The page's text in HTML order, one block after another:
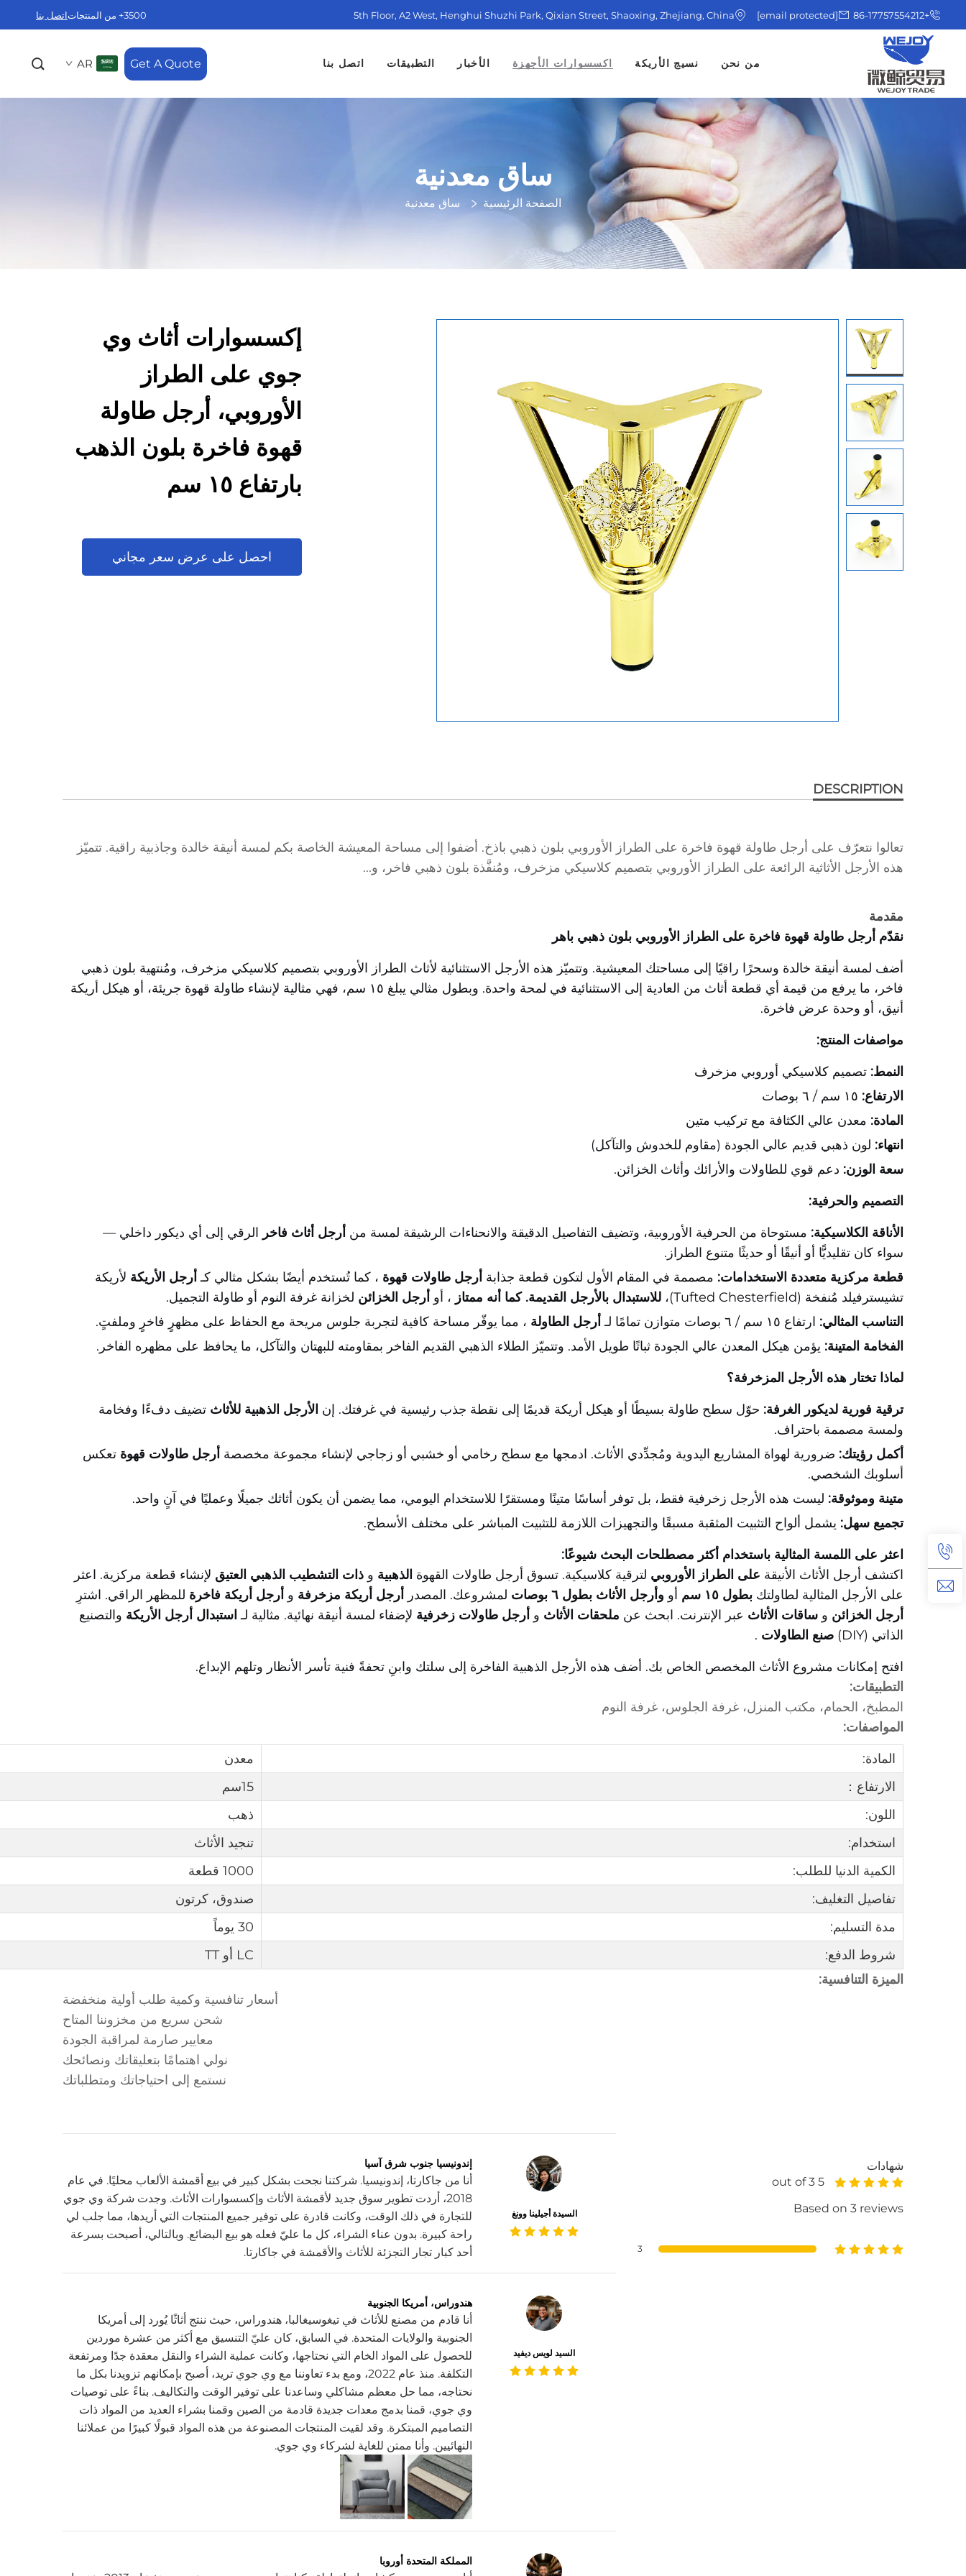
+86-17757554212
[email protected]
5th Floor, A2 West, Henghui Shuzhi Park, Qixian Street, Shaoxing, Zhejiang, China 3500+ من المنتجات اتصل بنا
من نحن نسيج الأريكة اكسسوارات الأجهزة الأخبار التطبيقات اتصل بنا Get A Quote
AR
ساق معدنية
الصفحة الرئيسية ساق معدنية
إكسسوارات أثاث وي
جوي على الطراز
الأوروبي، أرجل طاولة
قهوة فاخرة بلون الذهب
بارتفاع ١٥ سم
احصل على عرض سعر مجاني
DESCRIPTION
تعالوا نتعرّف على أرجل طاولة قهوة فاخرة على الطراز الأوروبي بلون ذهبي باذخ. أضفوا إلى مساحة المعيشة الخاصة بكم لمسة أنيقة خالدة وجاذبية راقية. تتميّز
هذه الأرجل الأثاثية الرائعة على الطراز الأوروبي بتصميم كلاسيكي مزخرف، ومُنفَّذة بلون ذهبي فاخر، و...
مقدمة
نقدّم أرجل طاولة قهوة فاخرة على الطراز الأوروبي بلون ذهبي باهر
أضف لمسة أنيقة خالدة وسحرًا راقيًا إلى مساحتك المعيشية. وتتميّز هذه الأرجل الاستثنائية لأثاث الطراز الأوروبي بتصميم كلاسيكي مزخرف، ومُنتهية بلون ذهبي
فاخر، ما يرفع من قيمة أي قطعة أثاث من العادية إلى الاستثنائية في لمحة واحدة. وبطول مثالي يبلغ ١٥ سم، فهي مثالية لإنشاء طاولة قهوة جريئة، أو هيكل أريكة
أنيق، أو وحدة عرض فاخرة.
مواصفات المنتج:
النمط: تصميم كلاسيكي أوروبي مزخرف
الارتفاع: ١٥ سم / ٦ بوصات
المادة: معدن عالي الكثافة مع تركيب متين
انتهاء: لون ذهبي قديم عالي الجودة (مقاوم للخدوش والتآكل)
سعة الوزن: دعم قوي للطاولات والأرائك وأثاث الخزائن.
التصميم والحرفية:
الأناقة الكلاسيكية: مستوحاة من الحرفية الأوروبية، وتضيف التفاصيل الدقيقة والانحناءات الرشيقة لمسة من أرجل أثاث فاخر الرقي إلى أي ديكور داخلي —
سواء كان تقليديًّا أو أنيقًا أو حديثًا متنوع الطراز.
قطعة مركزية متعددة الاستخدامات: مصممة في المقام الأول لتكون قطعة جذابة أرجل طاولات قهوة ، كما تُستخدم أيضًا بشكل مثالي كـ أرجل الأريكة لأريكة
تشيسترفيلد مُنفخة (Tufted Chesterfield)،
للاستبدال بالأرجل القديمة. كما أنه ممتاز ، أو أرجل الخزائن لخزانة غرفة النوم أو طاولة التجميل.
التناسب المثالي: ارتفاع ١٥ سم / ٦ بوصات متوازن تمامًا لـ أرجل الطاولة ، مما يوفّر مساحة كافية لتجربة جلوس مريحة مع الحفاظ على مظهرٍ فاخرٍ وملفتٍ.
الفخامة المتينة: يؤمن هيكل المعدن عالي الجودة ثباتًا طويل الأمد. وتتميّز الطلاء الذهبي القديم الفاخر بمقاومته للبهتان والتآكل، ما يحافظ على مظهره الفاخر.
لماذا تختار هذه الأرجل المزخرفة؟
ترقية فورية لديكور الغرفة: حوّل سطح طاولة بسيطًا أو هيكل أريكة قديمًا إلى نقطة جذب رئيسية في غرفتك. إن الأرجل الذهبية للأثاث تضيف دفءًا وفخامة
ولمسة مصممة باحتراف.
أكمل رؤيتك: ضرورية لهواة المشاريع اليدوية ومُجدِّدي الأثاث. ادمجها مع سطح رخامي أو خشبي أو زجاجي لإنشاء مجموعة مخصصة أرجل طاولات قهوة تعكس
أسلوبك الشخصي.
متينة وموثوقة: ليست هذه الأرجل زخرفية فقط، بل توفر أساسًا متينًا ومستقرًا للاستخدام اليومي، مما يضمن أن يكون أثاثك جميلًا وعمليًا في آنٍ واحد.
تجميع سهل: يشمل ألواح التثبيت المثقبة مسبقًا والتجهيزات اللازمة للتثبيت المباشر على مختلف الأسطح.
اعثر على اللمسة المثالية باستخدام أكثر مصطلحات البحث شيوعًا:
اكتشف أرجل الأثاث الأنيقة على الطراز الأوروبي لترقية كلاسيكية. تسوق أرجل طاولات القهوة الذهبية و ذات التشطيب الذهبي العتيق لإنشاء قطعة مركزية. اعثر
على الأرجل المثالية لطاولتك بطول ١٥ سم أو وأرجل الأثاث بطول ٦ بوصات لمشروعك. المصدر أرجل أريكة مزخرفة و أرجل أريكة فاخرة للمظهر الراقي. اشترِ
أرجل الخزائن و ساقات الأثاث عبر الإنترنت. ابحث عن ملحقات الأثاث و أرجل طاولات زخرفية لإضفاء لمسة أنيقة نهائية. مثالية لـ استبدال أرجل الأريكة والتصنيع
الذاتي (DIY)
صنع الطاولات .
افتح إمكانات مشروع الأثاث المخصص الخاص بك. أضف هذه الأرجل الذهبية الفاخرة إلى سلتك وابنِ تحفةً فنية تأسر الأنظار وتلهم الإبداع.
التطبيقات:
المطبخ، الحمام، مكتب المنزل، غرفة الجلوس، غرفة النوم
المواصفات:
المادة:
معدن
الارتفاع：
15سم
اللون:
ذهب
استخدام:
تنجيد الأثاث
الكمية الدنيا للطلب:
1000 قطعة
تفاصيل التغليف:
صندوق، كرتون
مدة التسليم:
30 يوماً
شروط الدفع:
LC أو TT
الميزة التنافسية:
أسعار تنافسية وكمية طلب أولية منخفضة
شحن سريع من مخزوننا المتاح
معايير صارمة لمراقبة الجودة
نولي اهتمامًا بتعليقاتك ونصائحك
نستمع إلى احتياجاتك ومتطلباتك
شهادات
5 out of 3
Based on 3 reviews
3
السيدة أجيلينا وونغ
إندونيسيا جنوب شرق آسيا
أنا من جاكارتا، إندونيسيا. شركتنا نجحت بشكل كبير في بيع أقمشة الألعاب محليًا. في عام
2018، أردت تطوير سوق جديد لأقمشة الأثاث وإكسسوارات الأثاث. وجدت شركة وي جوي
للتجارة في ذلك الوقت، وكانت قادرة على توفير جميع المنتجات التي أريدها، مما جلب لي
راحة كبيرة. بدون عناء الشراء، كل ما عليّ فعله هو بيع البضائع. وبالتالي، أصبحت بسرعة
أحد كبار تجار التجزئة للأثاث والأقمشة في جاكارتا.
السيد لويس ديفيد
هندوراس، أمريكا الجنوبية
أنا قادم من مصنع للأثاث في تيغوسيغالبا، هندوراس، حيث ننتج أثاثًا يُورد إلى أمريكا
الجنوبية والولايات المتحدة. في السابق، كان عليّ التنسيق مع أكثر من عشرة موردين
للحصول على المواد الخام التي نحتاجها، وكانت عملية الشراء والنقل معقدة جدًا ومرتفعة
التكلفة. منذ عام 2022، ومع بدء تعاوننا مع وي جوي تريد، أصبح بإمكانهم تزويدنا بكل ما
نحتاجه، مما حل معظم مشاكلي وساعدنا على توفير الوقت والتكاليف. بناءً على توصيات
وي جوي، قمنا بدمج معدات جديدة قادمة من الصين وقمنا بشراء العديد من المواد ذات
التصاميم المبتكرة. وقد لقيت المنتجات المصنوعة من هذه المواد قبولًا كبيرًا من عملائنا
النهائيين. وأنا ممتن للغاية لشركاء وي جوي.
المملكة المتحدة أوروبا